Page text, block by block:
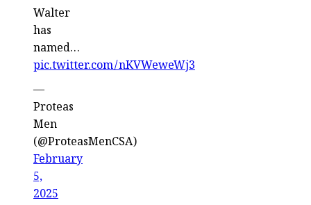
Walter
has
named…
pic.twitter.com/nKVWeweWj3
—
Proteas
Men
(@ProteasMenCSA)
February
5,
2025